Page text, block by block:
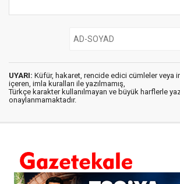
UYARI: Küfür, hakaret, rencide edici cümleler veya
içeren, imla kuralları ile yazılmamış,
Türkçe karakter kullanılmayan ve büyük harflerle
onaylanmamaktadır.